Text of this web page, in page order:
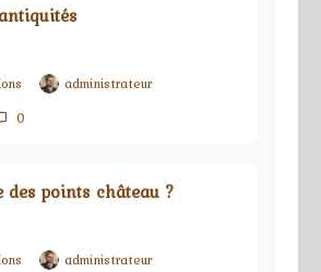
administrateur
0
des points château ?
administrateur